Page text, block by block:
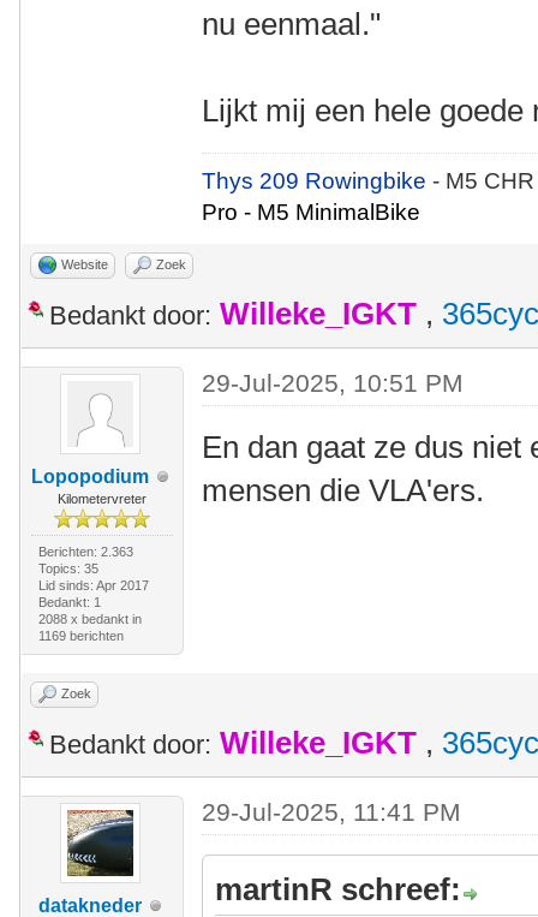
nu eenmaal."
Lijkt mij een hele
Thys 209 Rowingbike- M5
Pro - M5 MinimalBike
Website Zoek
Bedankt door: Willeke_IGKT ,
Lopopodium
Kilometervreter
Berichten: 2.363
Topics: 35
Lid sinds: Apr 2017
Bedankt: 1
2088 x bedankt in
1169 berichten
29-Jul-2025, 10:51 PM
En dan gaat ze dus niet
mensen die VLA'ers.
Zoek
Bedankt door: Willeke_IGKT ,
datakneder
29-Jul-2025, 11:41 PM
martinR schreef: